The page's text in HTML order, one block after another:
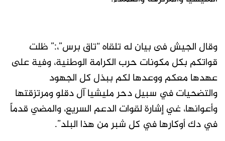
وقال الجيش فى بيان له تلقاه “تاق برس”،:” ظلت
قواتكم بكل مكونات حرب الكرامة الوطنية، وفية على
عهدها معكم ووعدها لكم ببذل كل الجهود
والتضحيات في سبيل دحر مليشيا آل دقلو ومرتزقتها
وأعوانها، غي إشارة لقوات الدعم السريع، والمضي قدماً
في دك أوكارها في كل شبر من هذا البلد”.